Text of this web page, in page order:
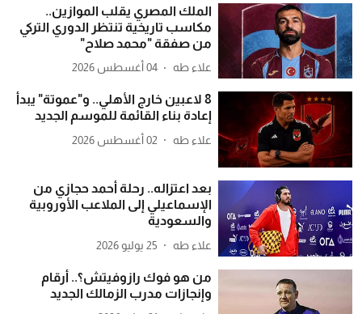
الملك المصري يقلب الموازين..
مكاسب تاريخية تنتظر الدوري التركي
من صفقة "محمد صلاح"
علاء طه 04 أغسطس 2026
8 لاعبين خارج الأهلي.. و"عموتة" يبدأ
إعادة بناء القائمة للموسم الجديد
علاء طه 02 أغسطس 2026
بعد اعتزاله.. رحلة أحمد حجازي من
الإسماعيلي إلى الملاعب الأوروبية
والسعودية
علاء طه 25 يوليو 2026
من هو فوك رازوفيتش؟.. أرقام
وإنجازات مدرب الزمالك الجديد